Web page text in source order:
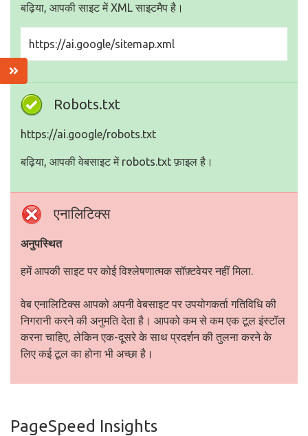
बढ़िया, आपकी साइट में XML साइटमैप है।
https://ai.google/sitemap.xml
Robots.txt
https://ai.google/robots.txt
बढ़िया, आपकी वेबसाइट में robots.txt फ़ाइल है।
एनालिटिक्स
अनुपस्थित
हमें आपकी साइट पर कोई विश्लेषणात्मक सॉफ़्टवेयर नहीं मिला.
वेब एनालिटिक्स आपको अपनी वेबसाइट पर उपयोगकर्ता गतिविधि की
निगरानी करने की अनुमति देता है। आपको कम से कम एक टूल इंस्टॉल
करना चाहिए, लेकिन एक-दूसरे के साथ प्रदर्शन की तुलना करने के
लिए कई टूल का होना भी अच्छा है।
PageSpeed Insights